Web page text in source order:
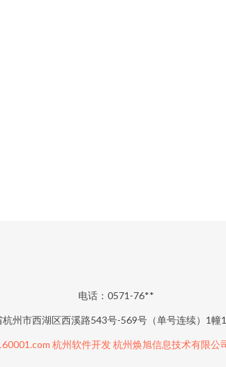
电话：0571-76**
州市西湖区西溪路543号-569号（单号连续）1幢
杭州软件开发 杭州焕旭信息技术有限公